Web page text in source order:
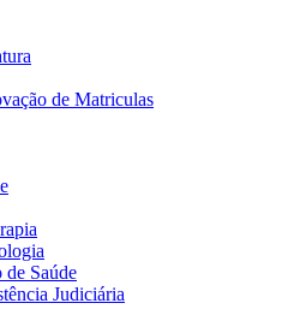
de Matriculas
de Saúde
Judiciária